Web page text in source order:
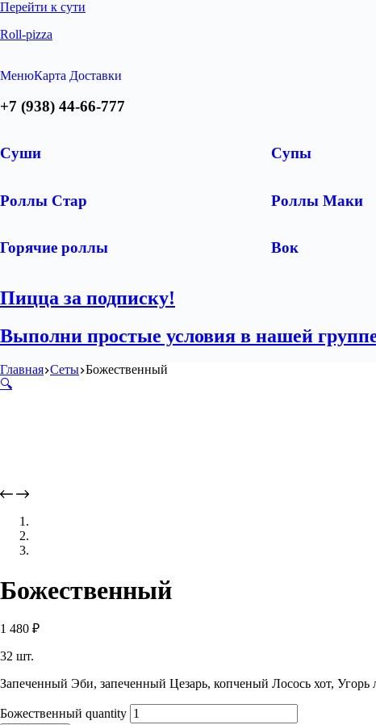
Перейти к сути
Roll-pizza
МенюКарта Доставки
+7 (938) 44-66-777
Суши Супы
Роллы Стар Роллы Маки
Горячие роллы Вок
Пицца за подписку!
Выполни простые условия в нашей
Главная Сеты Божественный
🔍
Божественный
1 480 ₽
32 шт.
Запеченный Эби, запеченный Цезарь, копченый Лосось хот, Угорь
Божественный quantity